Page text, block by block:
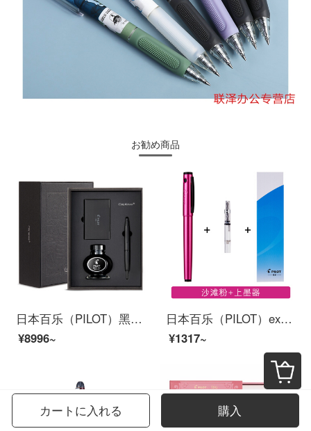
お勧め商品
日本百乐（PILOT）黑武士钢笔套装礼盒 按键式自来水笔 18k金尖签字笔限量版 FC-1800 黑色 M尖
¥8996~
日本百乐（PILOT）explorer探索者钢笔 单支装(配上墨器)M尖粉沙滩FP-EX1-M-MP(618活动专供)
¥1317~
カートに入れる 購入